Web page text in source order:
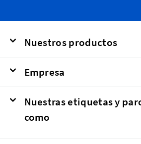
Nuestros productos
Empresa
Nuestras etiquetas y
como